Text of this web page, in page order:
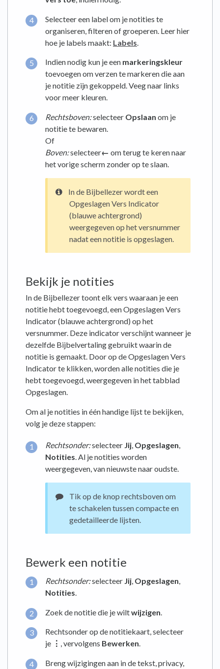
Selecteer een label om je notities te
organiseren, filteren of groeperen. Leer hier
hoe je labels maakt: Labels
Indien nodig kun je een markeringskleur
toevoegen om verzen te markeren die aan
je notitie zijn gekoppeld. Veeg naar links
voor meer kleuren.
Rechtsboven:selecteer Opslaan om je
notitie te bewaren.
Of
Boven:selecteer← om terug te keren naar
het vorige scherm zonder op te slaan.
In de Bijbellezer wordt een
Opgeslagen Vers Indicator
(blauwe achtergrond)
weergegeven op het versnummer
nadat een notitie is opgeslagen.
Bekijk je notities
In de Bijbellezer toont elk vers waaraan je een
notitie hebt toegevoegd, een Opgeslagen Vers
Indicator (blauwe achtergrond) op het
versnummer. Deze indicator verschijnt wanneer je
dezelfde Bijbelvertaling gebruikt waarin de
notitie is gemaakt. Door op de Opgeslagen Vers
Indicator te klikken, worden alle notities die je
hebt toegevoegd, weergegeven in het tabblad
Opgeslagen.
Om al je notities in één handige lijst te bekijken,
volg je deze stappen:
Rechtsonder:selecteer Jij, Opgeslagen,
Notities. Al je notities worden
weergegeven, van nieuwste naar oudste.
Tik op de knop rechtsboven om
te schakelen tussen compacte en
gedetailleerde lijsten.
Bewerk een notitie
Rechtsonder:selecteer Jij, Opgeslagen,
Notities.
Zoek de notitie die je wiltwijzigen
Rechtsonder op de notitiekaart, selecteer
je ⋮ , vervolgens Bewerken.
Breng wijzigingen aan in de tekst, privacy,